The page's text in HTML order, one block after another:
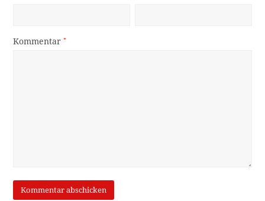
Kommentar*